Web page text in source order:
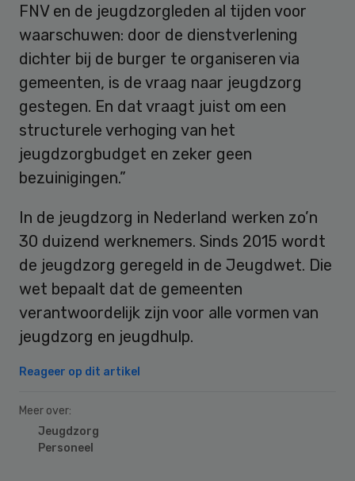
FNV en de jeugdzorgleden al tijden voor
waarschuwen: door de dienstverlening
dichter bij de burger te organiseren via
gemeenten, is de vraag naar jeugdzorg
gestegen. En dat vraagt juist om een
structurele verhoging van het
jeugdzorgbudget en zeker geen
bezuinigingen.”
In de jeugdzorg in Nederland werken zo’n
30 duizend werknemers. Sinds 2015 wordt
de jeugdzorg geregeld in de Jeugdwet. Die
wet bepaalt dat de gemeenten
verantwoordelijk zijn voor alle vormen van
jeugdzorg en jeugdhulp.
Reageer op dit artikel
Meer over:
Jeugdzorg
Personeel